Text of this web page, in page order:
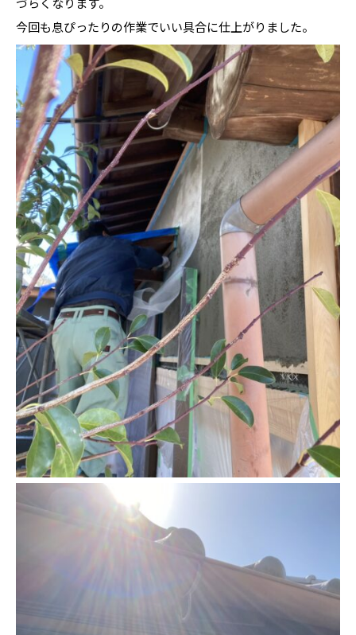
今回も息ぴったりの作業でいい具合に仕上がりました。